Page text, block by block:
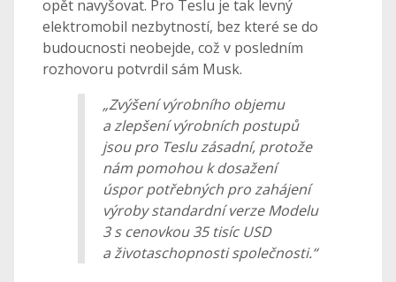
opět navyšovat. Pro Teslu je tak levný
elektromobil nezbytností, bez které se do
budoucnosti neobejde, což v posledním
rozhovoru potvrdil sám Musk.
„Zvýšení výrobního objemu
a zlepšení výrobních postupů
jsou pro Teslu zásadní, protože
nám pomohou k dosažení
úspor potřebných pro zahájení
výroby standardní verze Modelu
3 s cenovkou 35 tisíc USD
a životaschopnosti společnosti.“